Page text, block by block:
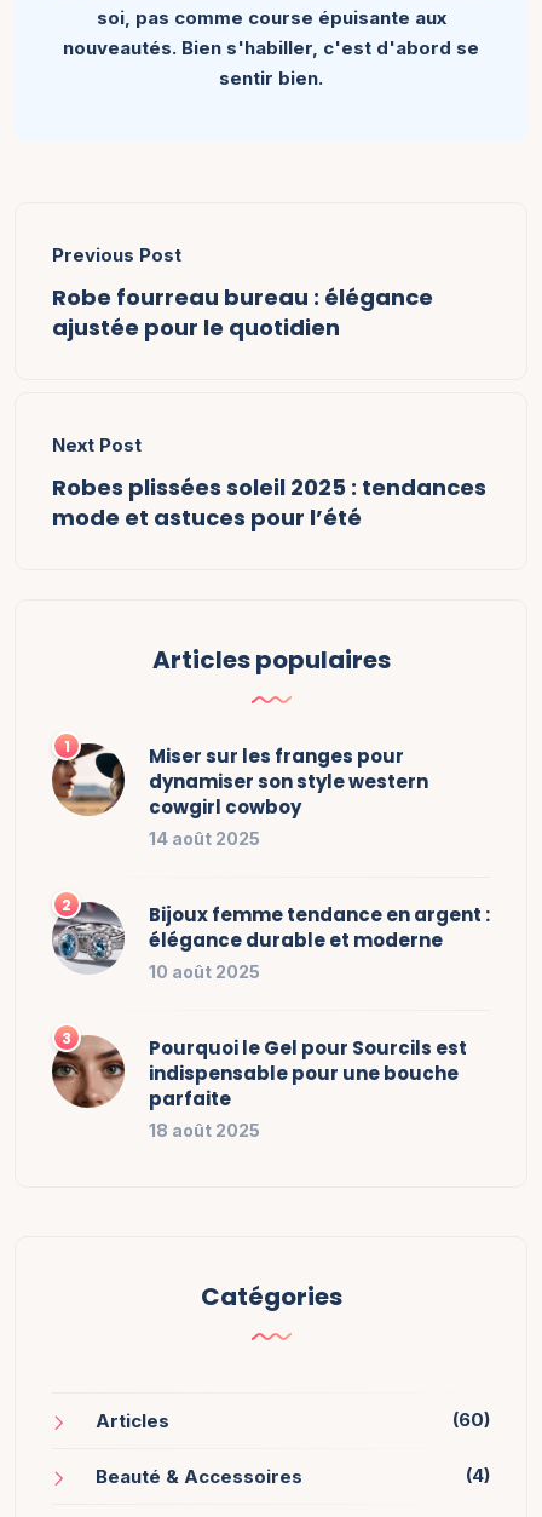
soi, pas comme course épuisante aux
nouveautés. Bien s'habiller, c'est d'abord se
sentir bien.
Previous Post
Robe fourreau bureau : élégance
ajustée pour le quotidien
Next Post
Robes plissées soleil 2025 : tendances
mode et astuces pour l’été
Articles populaires
Miser sur les franges pour
dynamiser son style western
cowgirl cowboy
14 août 2025
Bijoux femme tendance en argent :
élégance durable et moderne
10 août 2025
Pourquoi le Gel pour Sourcils est
indispensable pour une bouche
parfaite
18 août 2025
Catégories
Articles (60)
Beauté & Accessoires (4)